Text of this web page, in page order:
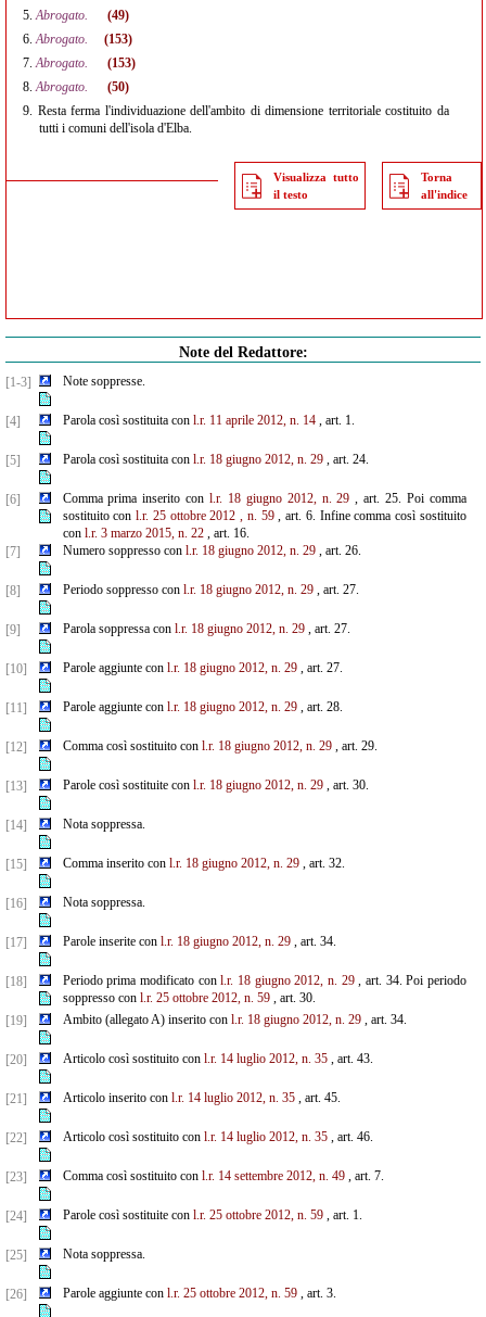
5. Abrogato.
(49)
6. Abrogato.
(153)
7. Abrogato.
(153)
8. Abrogato.
(50)
9. Resta ferma l'individuazione dell'ambito di dimensione territoriale costituito da
tutti i comuni dell'isola d'Elba.
Visualizza tutto
il testo
Torna
all'indice
Note del Redattore:
[1-3] Note soppresse.
[4] Parola così sostituita con l.r. 11 aprile 2012, n. 14, art. 1.
[5] Parola così sostituita con l.r. 18 giugno 2012, n. 29, art. 24.
[6] Comma prima inserito conl.r. 18 giugno 2012, n. 29 , art. 25. Poi comma
sostituito conl.r. 25 ottobre 2012 , n. 59, art. 6. Infine comma così sostituito
con l.r. 3 marzo 2015, n. 22, art. 16.
[7]
Numero soppresso con l.r. 18 giugno 2012, n. 29, art. 26.
[8] Periodo soppresso con l.r. 18 giugno 2012, n. 29, art. 27.
[9] Parola soppressa con l.r. 18 giugno 2012, n. 29, art. 27.
[10] Parole aggiunte con l.r. 18 giugno 2012, n. 29, art. 27.
[11] Parole aggiunte con l.r. 18 giugno 2012, n. 29, art. 28.
[12] Comma così sostituito con l.r. 18 giugno 2012, n. 29, art. 29.
[13] Parole così sostituite con l.r. 18 giugno 2012, n. 29, art. 30.
[14] Nota soppressa.
[15] Comma inserito con l.r. 18 giugno 2012, n. 29, art. 32.
[16] Nota soppressa.
[17] Parole inserite con l.r. 18 giugno 2012, n. 29, art. 34.
[18] Periodo prima modificato conl.r. 18 giugno 2012, n. 29, art. 34. Poi periodo
soppresso con l.r. 25 ottobre 2012, n. 59, art. 30.
[19]
Ambito (allegato A) inserito con l.r. 18 giugno 2012, n. 29, art. 34.
[20] Articolo così sostituito con l.r. 14 luglio 2012, n. 35, art. 43.
[21] Articolo inserito con l.r. 14 luglio 2012, n. 35, art. 45.
[22] Articolo così sostituito con l.r. 14 luglio 2012, n. 35, art. 46.
[23] Comma così sostituito con l.r. 14 settembre 2012, n. 49, art. 7.
[24] Parole così sostituite con l.r. 25 ottobre 2012, n. 59, art. 1.
[25] Nota soppressa.
[26] Parole aggiunte con l.r. 25 ottobre 2012, n. 59, art. 3.